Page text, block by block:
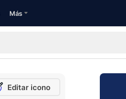
Más
Editar icono